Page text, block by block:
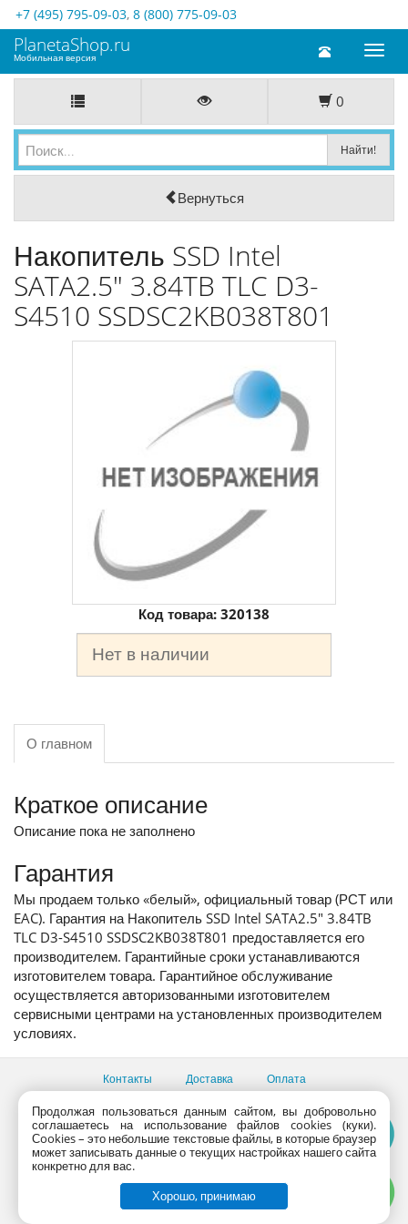
+7 (495) 795-09-03, 8 (800) 775-09-03
Toggle
PlanetaShop.ru
Мобильная версия
0
Вернуться
Накопитель SSD Intel
SATA2.5" 3.84TB TLC D3-
S4510 SSDSC2KB038T801
Код товара: 320138
Нет в наличии
О главном
Краткое описание
Описание пока не заполнено
Гарантия
Мы продаем только «белый», официальный товар (РСТ или
EAC). Гарантия на Накопитель SSD Intel SATA2.5" 3.84TB
TLC D3-S4510 SSDSC2KB038T801 предоставляется его
производителем. Гарантийные сроки устанавливаются
изготовителем товара. Гарантийное обслуживание
осуществляется авторизованными изготовителем
сервисными центрами на установленных производителем
условиях.
Контакты Доставка Оплата
Все пункты выдачи
Консультации продавцов по телефону:+7 (495) 795-09-03,
+7 (800) 775-09-03
PlanetaShop.ru © 2000 - 2017 | Все права защищены
Продолжая пользоваться данным сайтом, вы добровольно
соглашаетесь на использование файлов cookies (куки).
Сookies – это небольшие текстовые файлы, в которые браузер
может записывать данные о текущих настройках нашего сайта
конкретно для вас.
Хорошо, принимаю